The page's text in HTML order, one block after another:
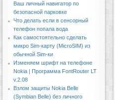
Ваш личный навигатор по
безопасной парковке
Что делать если в сенсорный
телефон попала вода
Как самостоятельно сделать
микро Sim-карту (MicroSIM) из
обычной Sim-ки
Изменяем шрифт на телефоне
Nokia | Программа FontRouter LT
v.2.08
Взлом защиты Nokia Belle
(Symbian Belle) без личного